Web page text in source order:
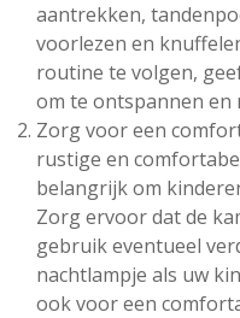
aantrekken,
voorlezen en
routine te volgen,
om te ontspannen en
Zorg voor een
rustige en
belangrijk om
Zorg ervoor dat de
gebruik eventueel
nachtlampje als uw
ook voor een